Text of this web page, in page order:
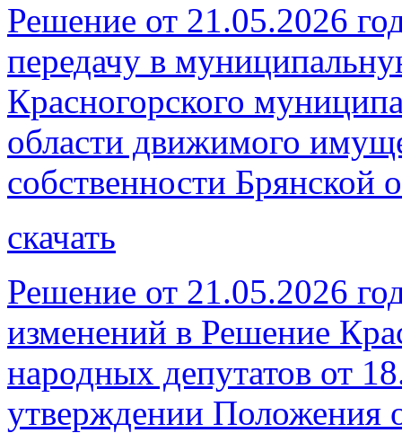
Решение от 21.05.2026
передачу в
Красногорского
области движимого
собственности Брянской
скачать
Решение от 21.05.2026
изменений в Решение
народных депутатов от
утверждении Положения